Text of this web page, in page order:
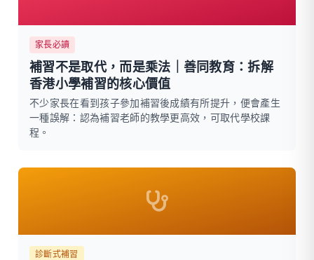
家長必讀
補習不是取代，而是乘法｜善同教育：拆解
香港小學補習的核心價值
不少家長在看到孩子參加補習後成績有所提升，便會產生
一種誤解：認為補習老師的教學更高效，可取代學校課
程。
診斷式補習